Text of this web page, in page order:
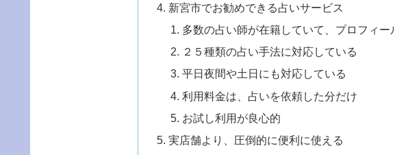
新宮市でお勧めできる占いサービス
多数の占い師が在籍していて、プロフィー
２５種類の占い手法に対応している
平日夜間や土日にも対応している
利用料金は、占いを依頼した分だけ
お試し利用が良心的
実店舗より、圧倒的に便利に使える